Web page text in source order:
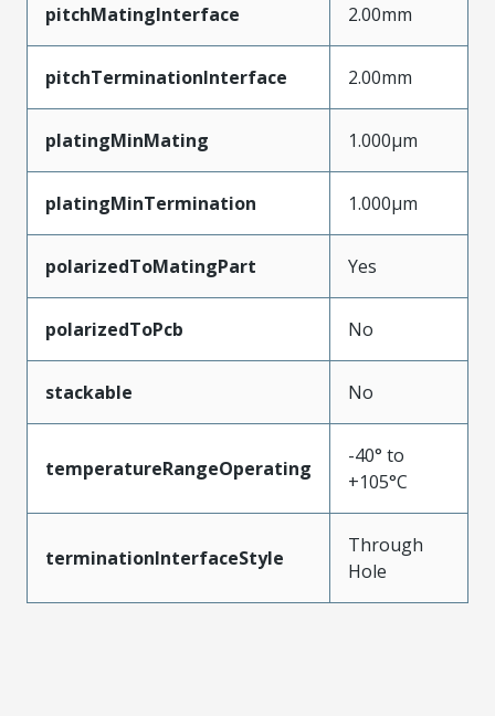
pitchMatingInterface 2.00mm
pitchTerminationInterface 2.00mm
platingMinMating 1.000µm
platingMinTermination 1.000µm
polarizedToMatingPart Yes
polarizedToPcb No
stackable No
temperatureRangeOperating
-40° to
+105°C
terminationInterfaceStyle
Through
Hole